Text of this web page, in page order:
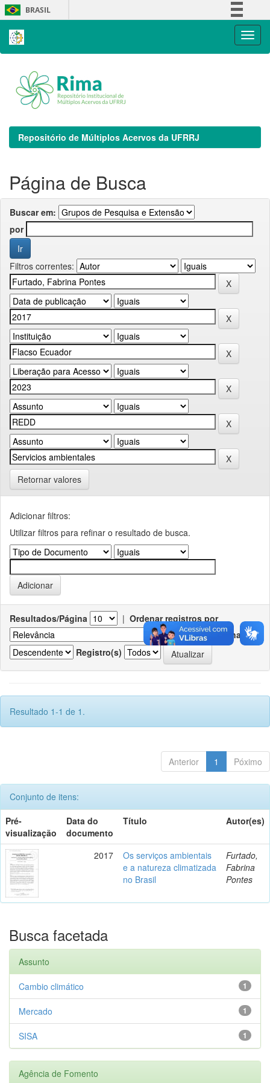
Skip
navigation
BRASIL
Repositório de Múltiplos Acervos da UFRRJ
Página de Busca
Buscar em:
por
Filtros correntes:
Retornar valores
Adicionar filtros:
Utilizar filtros para refinar o resultado de busca.
Resultados/Página | Ordenar registros por
Ordenar
Registro(s)
Resultado 1-1 de 1.
Anterior 1 Póximo
Conjunto de itens:
Pré-
visualização
Data do
documento
Título Autor(es)
2017
Os serviços ambientais
e a natureza climatizada
no Brasil
Furtado,
Fabrina
Pontes
Busca facetada
Assunto
1
Cambio climático
1
Mercado
1
SISA
Agência de Fomento